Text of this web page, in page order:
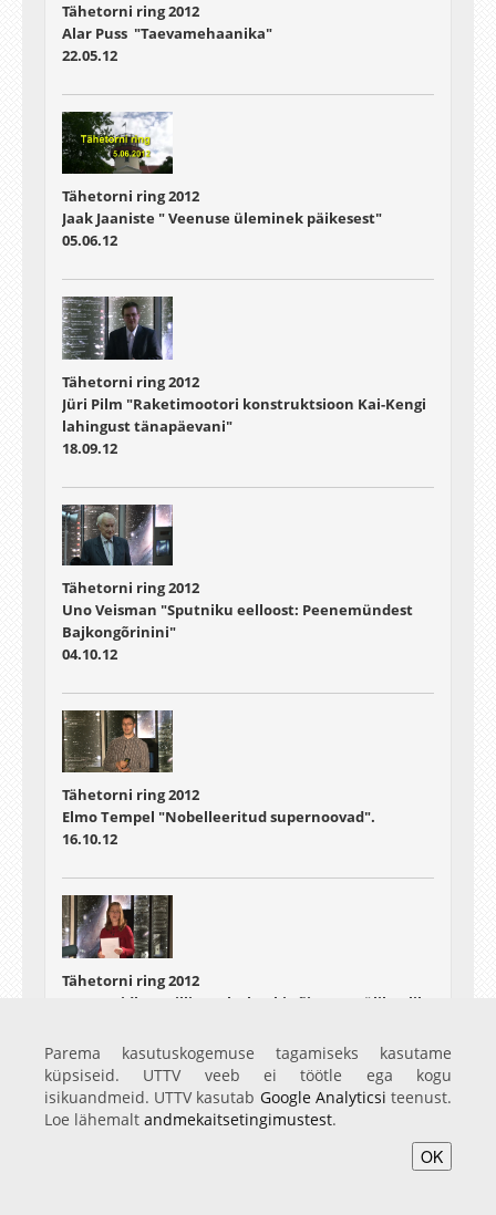
Tähetorni ring 2012
Alar Puss "Taevamehaanika"
22.05.12
Tähetorni ring 2012
Jaak Jaaniste " Veenuse üleminek päikesest"
05.06.12
Tähetorni ring 2012
Jüri Pilm "Raketimootori konstruktsioon Kai-Kengi
lahingust tänapäevani"
18.09.12
Tähetorni ring 2012
Uno Veisman "Sputniku eelloost: Peenemündest
Bajkongõrinini"
04.10.12
Tähetorni ring 2012
Elmo Tempel "Nobelleeritud supernoovad".
16.10.12
Tähetorni ring 2012
Janet Laidla: "Millise teleskoobi võis Tartu ülikoolile
30.10.12
Parema kasutuskogemuse tagamiseks kasutame
küpsiseid. UTTV veeb ei töötle ega kogu
isikuandmeid. UTTV kasutab Google Analyticsi teenust.
Loe lähemalt andmekaitsetingimustest.
OK